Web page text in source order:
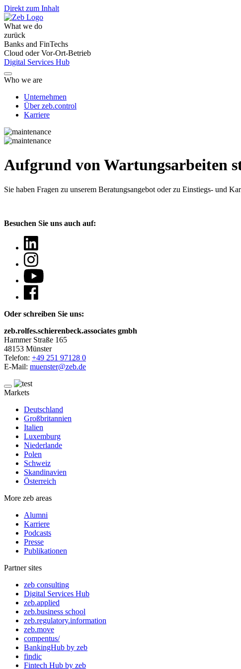
Direkt zum Inhalt
What we do
zurück
Banks and FinTechs
Cloud oder Vor-Ort-Betrieb
Digital Services Hub
Who we are
Unternehmen
Über zeb.control
Karriere
Aufgrund von Wartungsarbeiten
Sie haben Fragen zu unserem Beratungsangebot oder zu Einstiegs- und
Besuchen Sie uns auch auf:
Oder schreiben Sie uns:
zeb.rolfes.schierenbeck.associates gmbh
Hammer Straße 165
48153 Münster
Telefon: +49 251 97128 0
E-Mail: muenster@zeb.de
Markets
Deutschland
Großbritannien
Italien
Luxemburg
Niederlande
Polen
Schweiz
Skandinavien
Österreich
More zeb areas
Alumni
Karriere
Podcasts
Presse
Publikationen
Partner sites
zeb consulting
Digital Services Hub
zeb.applied
zeb.business school
zeb.regulatory.information
zeb.move
compentus/
BankingHub by zeb
findic
Fintech Hub by zeb